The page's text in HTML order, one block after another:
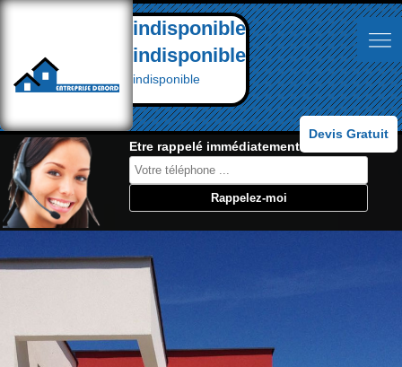
indisponible
indisponible
indisponible
Devis Gratuit
Etre rappelé immédiatement: